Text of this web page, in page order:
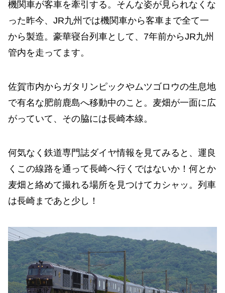
機関車が客車を牽引する。そんな姿が見られなくな
った昨今、JR九州では機関車から客車まで全て一
から製造。豪華寝台列車として、7年前からJR九州
管内を走ってます。
佐賀市内からガタリンピックやムツゴロウの生息地
で有名な肥前鹿島へ移動中のこと。麦畑が一面に広
がっていて、その脇には長崎本線。
何気なく鉄道専門誌ダイヤ情報を見てみると、運良
くこの線路を通って長崎へ行くではないか！何とか
麦畑と絡めて撮れる場所を見つけてカシャッ。列車
は長崎まであと少し！